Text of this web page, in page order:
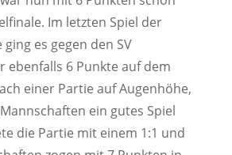
Im letzten Spiel der
es gegen den SV
ebenfalls 6 Punkte auf dem
einer Partie auf Augenhöhe,
ein gutes Spiel
die Partie mit einem 1:1 und